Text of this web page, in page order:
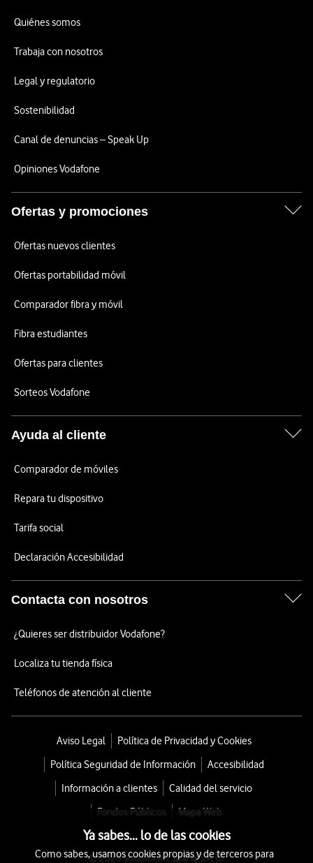
Quiénes somos
Trabaja con nosotros
Legal y regulatorio
Sostenibilidad
Canal de denuncias – Speak Up
Opiniones Vodafone
Ofertas y promociones
Ofertas nuevos clientes
Ofertas portabilidad móvil
Comparador fibra y móvil
Fibra estudiantes
Ofertas para clientes
Sorteos Vodafone
Ayuda al cliente
Comparador de móviles
Repara tu dispositivo
Tarifa social
Declaración Accesibilidad
Contacta con nosotros
¿Quieres ser distribuidor Vodafone?
Localiza tu tienda física
Teléfonos de atención al cliente
Aviso Legal
Política de Privacidad y Cookies
Política Seguridad de Información
Accesibilidad
Información a clientes
Calidad del servicio
Fondos Públicos
Mapa Web
© 2026 Vodafone España S.A.U.
Ya sabes... lo de las cookies
Como sabes, usamos cookies propias y de terceros para